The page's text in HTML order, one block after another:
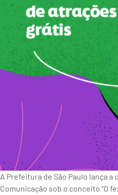
A Prefeitura de São Paulo lança a
Comunicação sob o conceito “O